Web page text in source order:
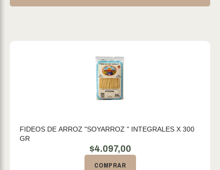
FIDEOS DE ARROZ "SOYARROZ " INTEGRALES X 300
GR
$4.097,00
COMPRAR